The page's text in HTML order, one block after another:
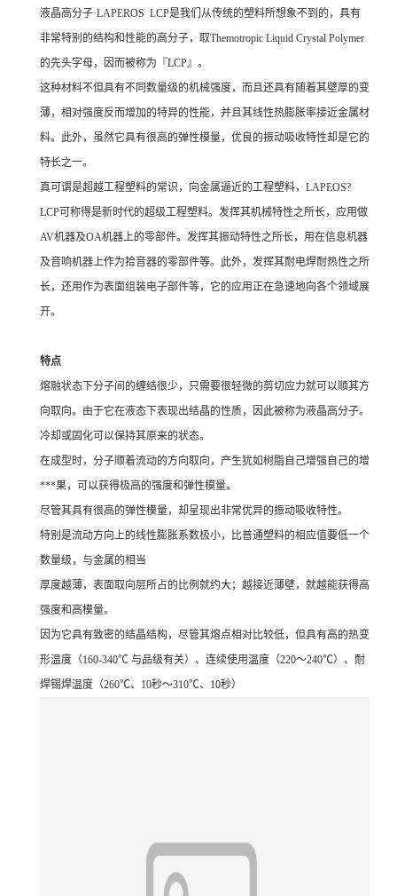
液晶高分子·LAPEROS LCP是我们从传统的塑料所想象不到的，具有
非常特别的结构和性能的高分子，取Themotropic Liquid Crystal Polymer
的先头字母，因而被称为『LCP』。
这种材料不但具有不同数量级的机械强度，而且还具有随着其壁厚的变
薄，相对强度反而增加的特异的性能，并且其线性热膨胀率接近金属材
料。此外，虽然它具有很高的弹性模量，优良的振动吸收特性却是它的
特长之一。
真可谓是超越工程塑料的常识，向金属逼近的工程塑料，LAPEOS?
LCP可称得是新时代的超级工程塑料。发挥其机械特性之所长，应用做
AV机器及OA机器上的零部件。发挥其振动特性之所长，用在信息机器
及音响机器上作为拾音器的零部件等。此外，发挥其耐电焊耐热性之所
长，还用作为表面组装电子部件等，它的应用正在急速地向各个领域展
开。
特点
熔融状态下分子间的缠结很少，只需要很轻微的剪切应力就可以顺其方
向取向。由于它在液态下表现出结晶的性质，因此被称为液晶高分子。
冷却或固化可以保持其原来的状态。
在成型时，分子顺着流动的方向取向，产生犹如树脂自己增强自己的增
***果，可以获得极高的强度和弹性模量。
尽管其具有很高的弹性模量，却呈现出非常优异的振动吸收特性。
特别是流动方向上的线性膨胀系数极小，比普通塑料的相应值要低一个
数量级，与金属的相当
厚度越薄，表面取向层所占的比例就约大；越接近薄壁，就越能获得高
强度和高模量。
因为它具有致密的结晶结构，尽管其熔点相对比较低，但具有高的热变
形温度（160-340℃ 与品级有关）、连续使用温度（220～240℃）、耐
焊锡焊温度（260℃、10秒～310℃、10秒）